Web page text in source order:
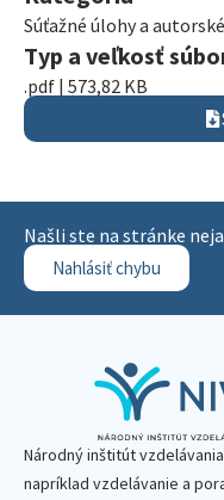
Súťažné úlohy a
Typ a veľkosť
.pdf | 573,82 KB
Našli ste na stránke
Nahlásiť chybu
Národný inštitút
napríklad vzdelávanie a